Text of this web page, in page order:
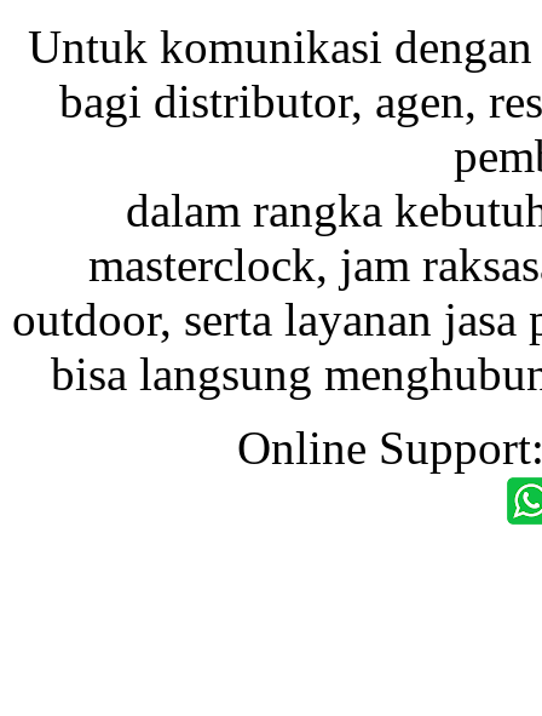
Untuk komunikasi dengan
bagi distributor, agen,
dalam rangka
masterclock, jam
outdoor, serta layanan
bisa langsung
Online